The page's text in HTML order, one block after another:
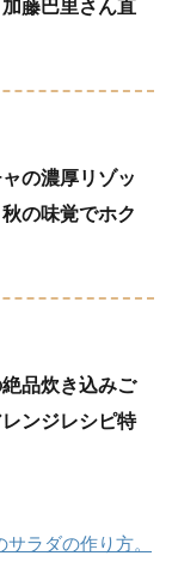
藤巴里さん直
の濃厚リゾッ
の味覚でホク
絶品炊き込みご
ンジレシピ特
ラダの作り方。